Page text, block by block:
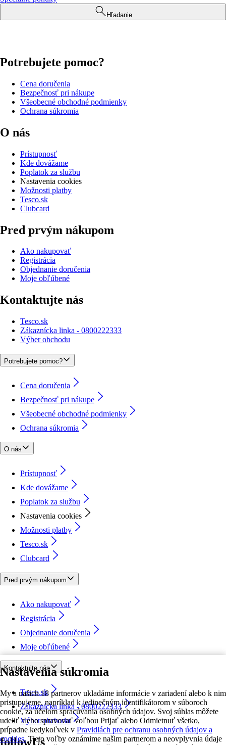
Nastavenia súkromia
My a našich 18 partnerov ukladáme informácie v zariadení alebo k nim
pristupujeme, napríklad k jedinečným identifikátorom v súboroch
cookie, za účelom spracúvania osobných údajov. Svoj súhlas môžete
udeliť alebo spravovať voľbou Prijať alebo Odmietnuť všetko,
prípadne kedykoľvek v Pravidlách pre ochranu osobných údajov a
cookies. Tieto voľby oznámime našim partnerom a neovplyvnia údaje
Hľadanie
Potrebujete pomoc?
Cena doručenia
Bezpečnosť pri nákupe
Všeobecné obchodné podmienky
Ochrana súkromia
O nás
Prístupnosť
Kde dovážame
Poplatok za službu
Nastavenia cookies
Možnosti platby
Tesco.sk
Clubcard
Pred prvým nákupom
Ako nakupovať
Registrácia
Objednanie doručenia
Moje obľúbené
Kontaktujte nás
Tesco.sk
Zákaznícka linka - 0800222333
Výber obchodu
Potrebujete pomoc?
Cena doručenia
Bezpečnosť pri nákupe
Všeobecné obchodné podmienky
Ochrana súkromia
O nás
Prístupnosť
Kde dovážame
Poplatok za službu
Nastavenia cookies
Možnosti platby
Tesco.sk
Clubcard
Pred prvým nákupom
Ako nakupovať
Registrácia
Objednanie doručenia
Moje obľúbené
Kontaktujte nás
Tesco.sk
Zákaznícka linka - 0800222333
Výber obchodu
followUs